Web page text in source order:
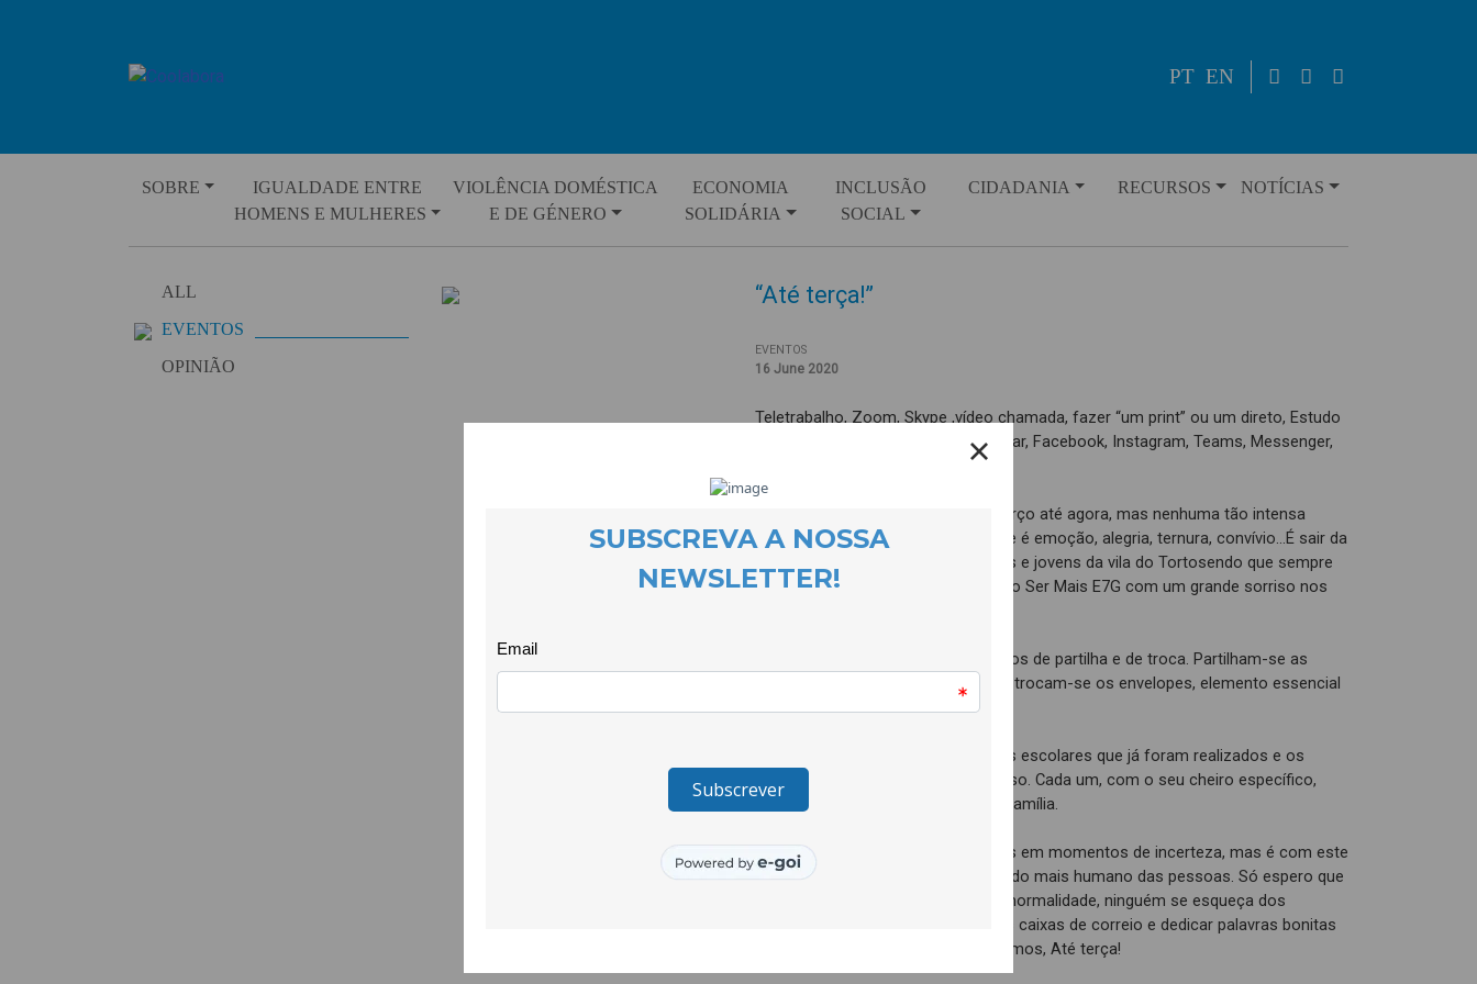
PT EN
SOBRE
IGUALDADE ENTRE
HOMENS E MULHERES
VIOLÊNCIA DOMÉSTICA
E DE GÉNERO
ECONOMIA
SOLIDÁRIA
INCLUSÃO
SOCIAL
CIDADANIA RECURSOS NOTÍCIAS
ALL
EVENTOS
OPINIÃO
“Até terça!”
EVENTOS
16 June 2020
Teletrabalho, Zoom, Skype ,vídeo chamada, fazer “um print” ou um direto, Estudo
em Casa, e-mail, telefonema, webinar, Facebook, Instagram, Teams, Messenger,
As palavras mais usadas desde Março até agora, mas nenhuma tão intensa
como a frase “até terça”! Esta frase é emoção, alegria, ternura, convívio…É sair da
rotina para sessenta e três crianças e jovens da vila do Tortosendo que sempre
recebem a equipa do Projecto Quero Ser Mais E7G com um grande sorriso nos
Às terças-feiras vivem-se momentos de partilha e de troca. Partilham-se as
vivências e novidades da semana e trocam-se os envelopes, elemento essencial
das terças-feiras.
Cada envelope contém os trabalhos escolares que já foram realizados e os
novos por realizar, mas não é só isso. Cada um, com o seu cheiro específico,
traz-nos um pouco do lar de cada família.
Elas, e nós, todas nos encontramos em momentos de incerteza, mas é com este
tipo de partilhas que se mostra o lado mais humano das pessoas. Só espero que
quando tudo isto acabar e voltar a normalidade, ninguém se esqueça dos
envelopes, pois poderão dar vida às caixas de correio e dedicar palavras bonitas
a uma pessoa querida. Para já, digamos, Até terça!